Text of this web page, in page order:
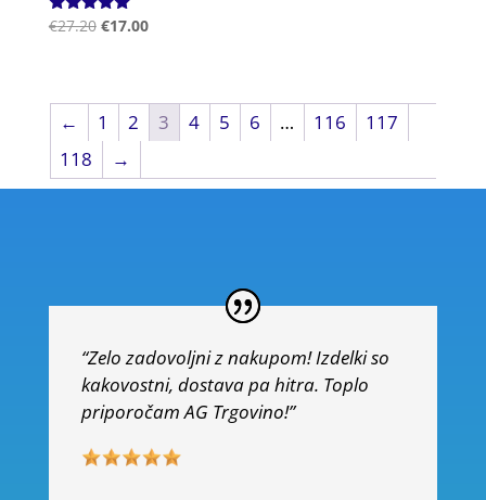
Ocenjeno
€27.20 €17.00
← 1 2 3 4 5 6 … 116
117
118
→
“Zelo zadovoljni z nakupom! Izdelki so
kakovostni, dostava pa hitra. Toplo
priporočam AG Trgovino!”